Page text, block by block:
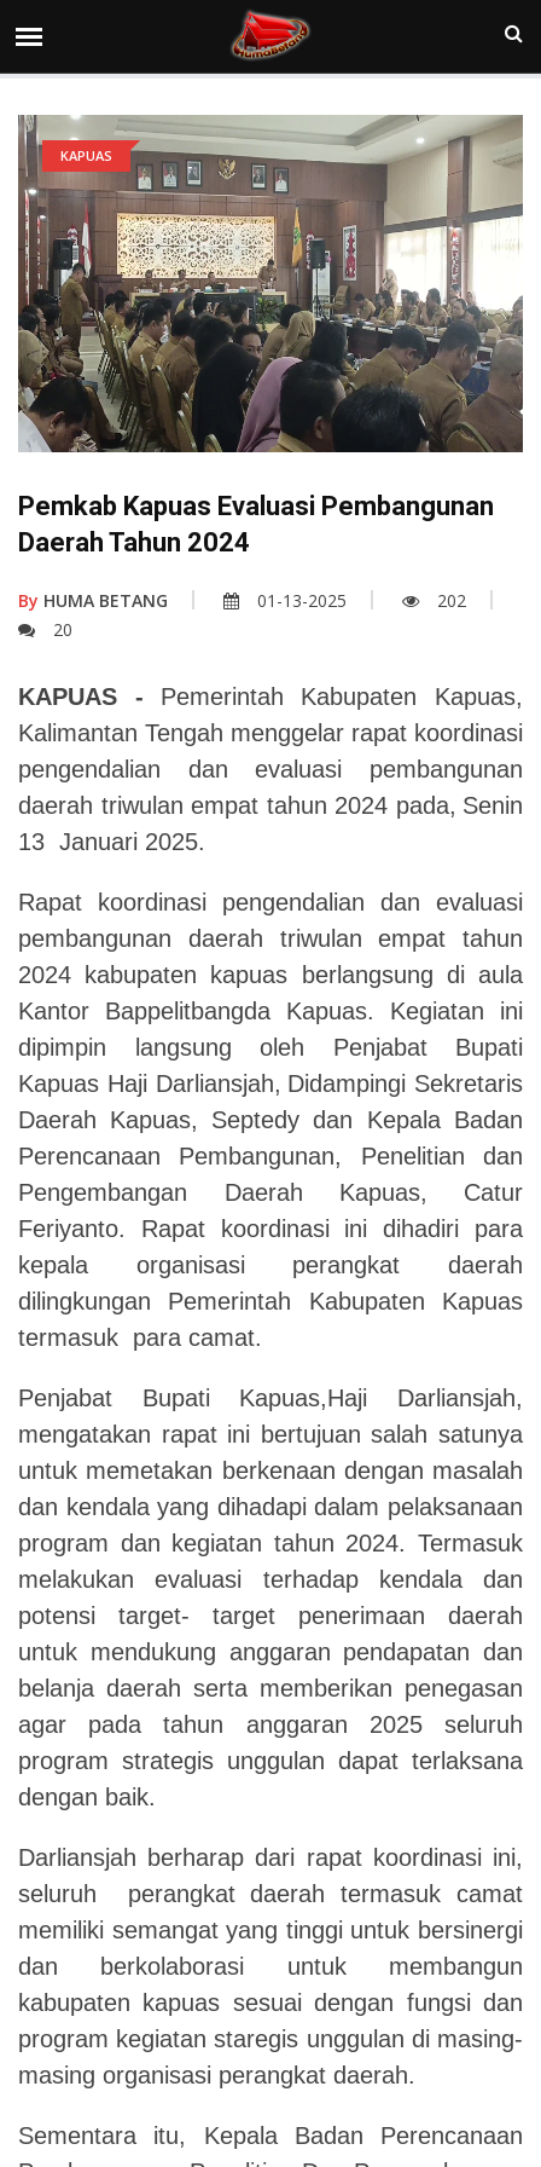
KAPUAS
Pemkab Kapuas Evaluasi Pembangunan
Daerah Tahun 2024
By HUMA BETANG 01-13-2025
202
20
KAPUAS -
Pemerintah Kabupaten Kapuas,
Kalimantan Tengah menggelar rapat koordinasi
pengendalian dan evaluasi pembangunan
daerah triwulan empat tahun 2024 pada, Senin
13 Januari 2025.
Rapat koordinasi pengendalian dan evaluasi
pembangunan daerah triwulan empat tahun
2024 kabupaten kapuas berlangsung di aula
Kantor Bappelitbangda Kapuas. Kegiatan ini
dipimpin langsung oleh Penjabat Bupati
Kapuas Haji Darliansjah, Didampingi Sekretaris
Daerah Kapuas,
Septedy dan Kepala Badan
Perencanaan Pembangunan, Penelitian dan
Pengembangan Daerah Kapuas,
Catur
Feriyanto. Rapat koordinasi ini dihadiri para
kepala organisasi perangkat daerah
dilingkungan Pemerintah Kabupaten Kapuas
termasuk para camat.
Penjabat Bupati Kapuas,Haji Darliansjah,
mengatakan rapat ini bertujuan salah satunya
untuk memetakan berkenaan dengan masalah
dan kendala yang dihadapi dalam pelaksanaan
program dan kegiatan tahun 2024. Termasuk
melakukan evaluasi terhadap kendala dan
potensi target- target penerimaan daerah
untuk mendukung anggaran pendapatan dan
belanja daerah serta memberikan penegasan
agar pada tahun anggaran 2025 seluruh
program strategis unggulan dapat terlaksana
dengan baik.
Darliansjah berharap dari rapat koordinasi ini,
seluruh perangkat daerah termasuk camat
memiliki semangat yang tinggi untuk bersinergi
dan berkolaborasi untuk membangun
kabupaten kapuas sesuai dengan fungsi dan
program kegiatan staregis unggulan di masing-
masing organisasi perangkat daerah.
Sementara itu, Kepala Badan Perencanaan